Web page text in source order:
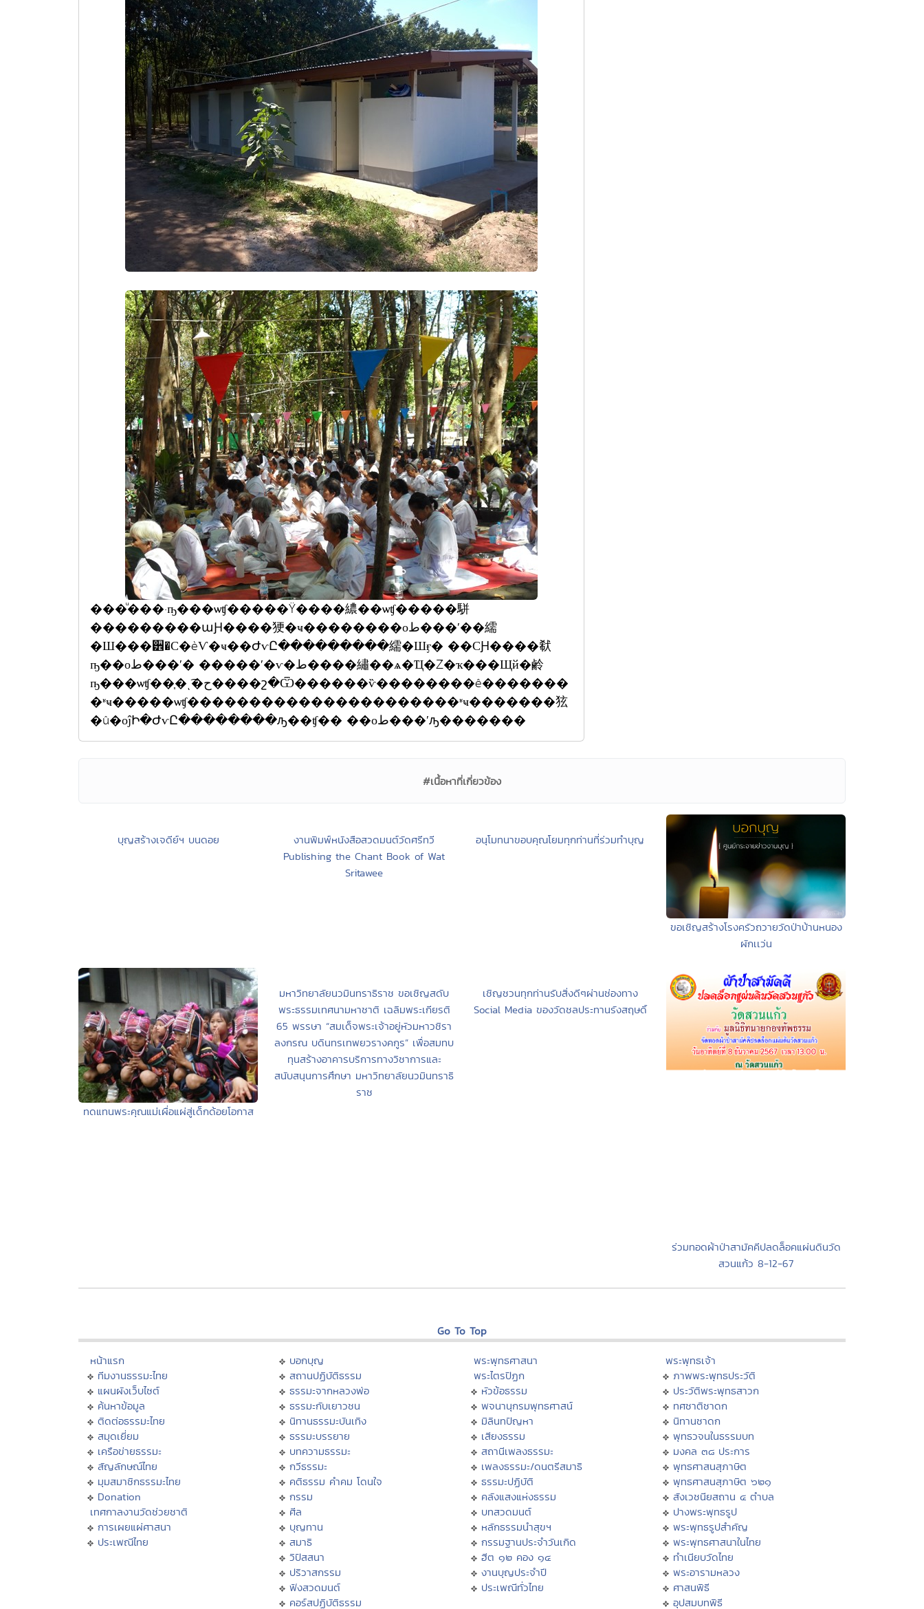
���ͧ���·ҧ���ѡʧ�����Ÿ����繷��ѡʧ�����駢
���������աԨ����㹴�ҹ��������оط���ʹ��繻
�Ш���੾�С�èѴ�ҹ��ԺѵԸ���������繻�Шӻ� ��СԨ����㹷
ҧ��оط���ʹ� �����ʹ�ѵ�ط����繡��ѧ�Ҵ�Ź�ҡ���Щй�鹷
ҧ���ѡʧ��֧�ͺ͡�ح����շ�Ѿ������ѷ��������ê�������
�ʶҹ�����ѡʧ����������������������ʶҹ�������㹡
�û�оĵԻ�ԺѵԸ��������ԡ��ʧ�� ��оط���ʹԡ�������
#เนื้อหาที่เกี่ยวข้อง
บุญสร้างเจดีย์ฯ บนดอย
งานพิมพ์หนังสือสวดมนต์วัดศรีทวี
Publishing the Chant Book of Wat
Sritawee
อนุโมทนาขอบคุณโยมทุกท่านที่ร่วมทำบุญ
ขอเชิญสร้างโรงครัวถวายวัดป่าบ้านหนอง
ผักเเว่น
ทดแทนพระคุณแม่เผื่อแผ่สู่เด็กด้อยโอกาส
มหาวิทยาลัยนวมินทราธิราช ขอเชิญสดับ
พระธรรมเทศนามหาชาติ เฉลิมพระเกียรติ
65 พรรษา “สมเด็จพระเจ้าอยู่หัวมหาวชิรา
ลงกรณ บดินทรเทพยวรางคกูร” เพื่อสมทบ
ทุนสร้างอาคารบริการทางวิชาการและ
สนับสนุนการศึกษา มหาวิทยาลัยนวมินทราธิ
ราช
เชิญชวนทุกท่านรับสิ่งดีๆผ่านช่องทาง
Social Media ของวัดชลประทานรังสฤษดิ์
ร่วมทอดผ้าป่าสามัคคีปลดล็อคแผ่นดินวัด
สวนแก้ว 8-12-67
Go To Top
หน้าแรก
ทีมงานธรรมะไทย
แผนผังเว็บไซต์
ค้นหาข้อมูล
ติดต่อธรรมะไทย
สมุดเยี่ยม
เครือข่ายธรรมะ
สัญลักษณ์ไทย
มุมสมาชิกธรรมะไทย
Donation
เทศกาลงานวัดช่วยชาติ
การเผยแผ่ศาสนา
ประเพณีไทย
บอกบุญ
สถานปฏิบัติธรรม
ธรรมะจากหลวงพ่อ
ธรรมะกับเยาวชน
นิทานธรรมะบันเทิง
ธรรมะบรรยาย
บทความธรรมะ
กวีธรรมะ
คติธรรม คำคม โดนใจ
กรรม
ศีล
บุญทาน
สมาธิ
วิปัสสนา
ปริวาสกรรม
ฟังสวดมนต์
คอร์สปฏิบัติธรรม
พระพุทธศาสนา
พระไตรปิฏก
หัวข้อธรรม
พจนานุกรมพุทธศาสน์
มิลินทปัญหา
เสียงธรรม
สถานีเพลงธรรมะ
เพลงธรรมะ/ดนตรีสมาธิ
ธรรมะปฏิบัติ
คลังแสงแห่งธรรม
บทสวดมนต์
หลักธรรมนำสุขฯ
กรรมฐานประจำวันเกิด
ฮีต ๑๒ คอง ๑๔
งานบุญประจำปี
ประเพณีทั่วไทย
พระพุทธเจ้า
ภาพพระพุทธประวัติ
ประวัติพระพุทธสาวก
ทศชาติชาดก
นิทานชาดก
พุทธวจนในธรรมบท
มงคล ๓๘ ประการ
พุทธศาสนสุภาษิต
พุทธศาสนสุภาษิต ๖๒๑
สังเวชนียสถาน ๔ ตำบล
ปางพระพุทธรูป
พระพุทธรูปสำคัญ
พระพุทธศาสนาในไทย
ทำเนียบวัดไทย
พระอารามหลวง
ศาสนพิธี
อุปสมบทพิธี